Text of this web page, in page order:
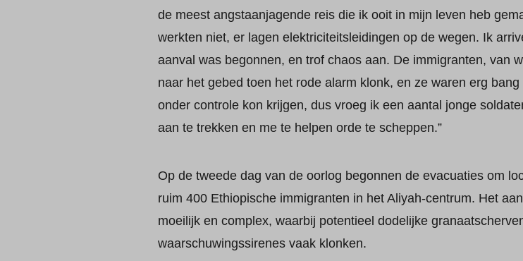
de meest angstaanjagende reis die ik ooit in mijn leven heb
werkten niet, er lagen elektriciteitsleidingen op de wegen. Ik
aanval was begonnen, en trof chaos aan. De immigranten, van
naar het gebed toen het rode alarm klonk, en ze waren erg
onder controle kon krijgen, dus vroeg ik een aantal jonge
aan te trekken en me te helpen orde te scheppen.”
Op de tweede dag van de oorlog begonnen de evacuaties om
ruim 400 Ethiopische immigranten in het Aliyah-centrum. Het
moeilijk en complex, waarbij potentieel dodelijke
waarschuwingssirenes vaak klonken.